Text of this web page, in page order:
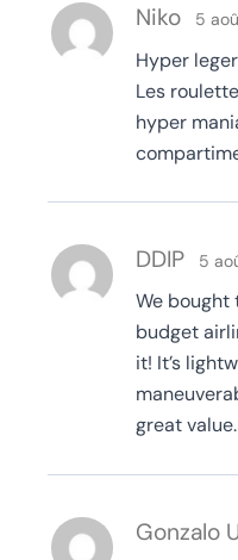
Niko 5
Hyper
Les
hyper
DDIP 5
We bought
budget
it! It’s
great value.
Gonzalo